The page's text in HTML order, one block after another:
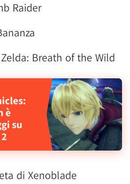
Raider
Breath of the Wild
è
su
di Xenoblade